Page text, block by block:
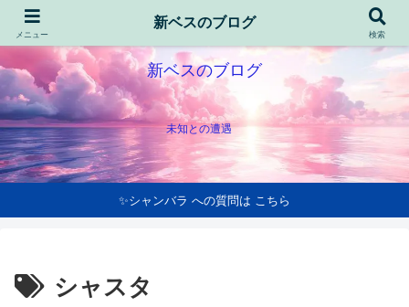
新ベスのブログ
未知との遭遇
✨シャンバラ への質問は こちら
シャスタ
メニュー
新ベスのブログ
検索